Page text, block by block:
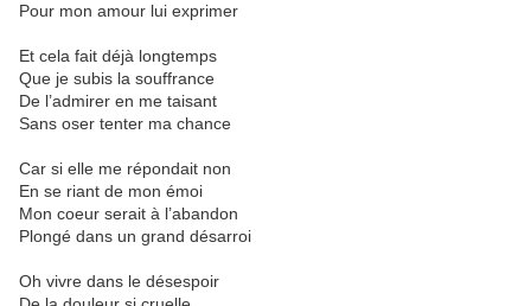
Pour mon amour lui exprimer
Et cela fait déjà longtemps
Que je subis la souffrance
De l’admirer en me taisant
Sans oser tenter ma chance
Car si elle me répondait non
En se riant de mon émoi
Mon coeur serait à l’abandon
Plongé dans un grand désarroi
Oh vivre dans le désespoir